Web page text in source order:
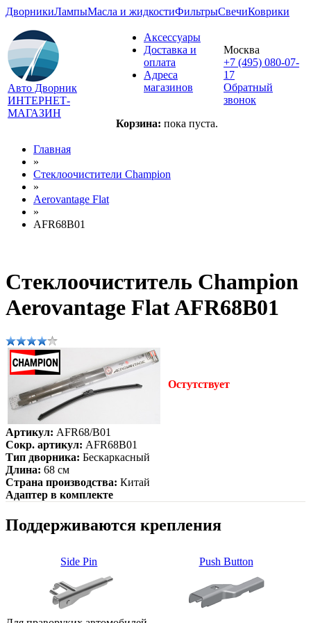
ДворникиЛампыМасла и жидкостиФильтрыСвечиКоврики
Авто Дворник
ИНТЕРНЕТ-
МАГАЗИН
Аксессуары
Доставка и
оплата
Адреса
магазинов
Корзина: пока пуста.
Москва
+7 (495) 080-07-
17
Обратный
звонок
Главная
»
Стеклоочистители Champion
»
Aerovantage Flat
»
AFR68B01
Стеклоочиститель Champion
Aerovantage Flat AFR68B01
Остутствует
Артикул: AFR68/B01
Сокр. артикул: AFR68B01
Тип дворника: Бескаркасный
Длина: 68 см
Страна производства: Китай
Адаптер в комплекте
Поддерживаются крепления
Side Pin Push Button